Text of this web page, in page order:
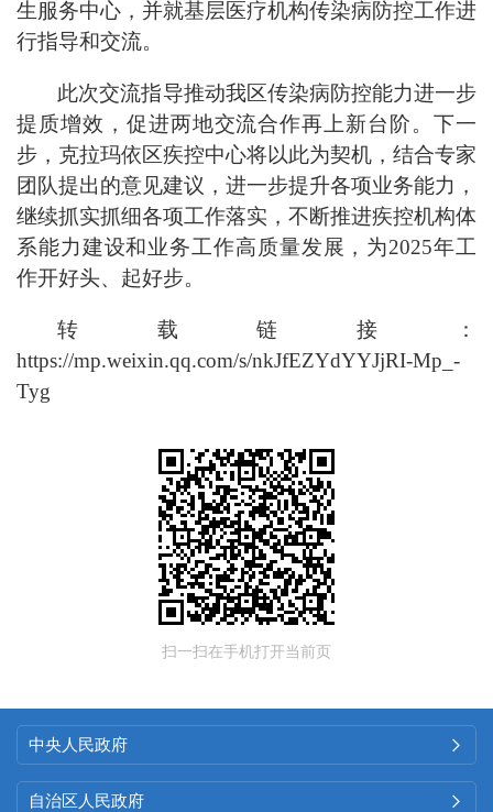
生服务中心，并就基层医疗机构传染病防控工作进
行指导和交流。
此次交流指导推动我区传染病防控能力进一步
提质增效，促进两地交流合作再上新台阶。下一
步，克拉玛依区疾控中心将以此为契机，结合专家
团队提出的意见建议，进一步提升各项业务能力，
继续抓实抓细各项工作落实，不断推进疾控机构体
系能力建设和业务工作高质量发展，为2025年工
作开好头、起好步。
转载链接：
https://mp.weixin.qq.com/s/nkJfEZYdYYJjRI-Mp_-
Tyg
扫一扫在手机打开当前页
中央人民政府 
自治区人民政府 